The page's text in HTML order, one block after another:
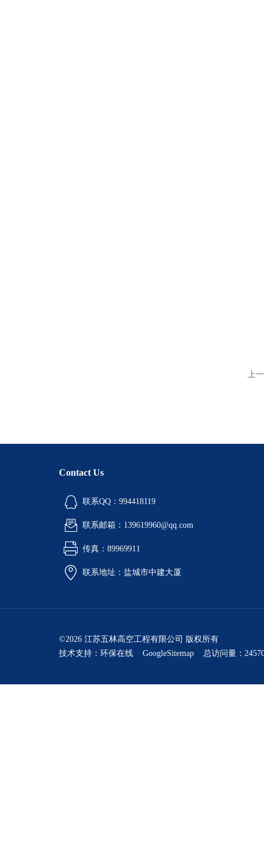
上
Contact Us
联系QQ：994418119
联系邮箱：139619960@qq.com
传真：89969911
联系地址：盐城市中建大厦
©2026 江苏五林高空工程有限公司 版权所有
技术支持： 环保在线 GoogleSitemap 总访问量：